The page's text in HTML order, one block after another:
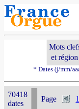
Mots
et région
* Dates (j/mm/
70418
dates
Page 1